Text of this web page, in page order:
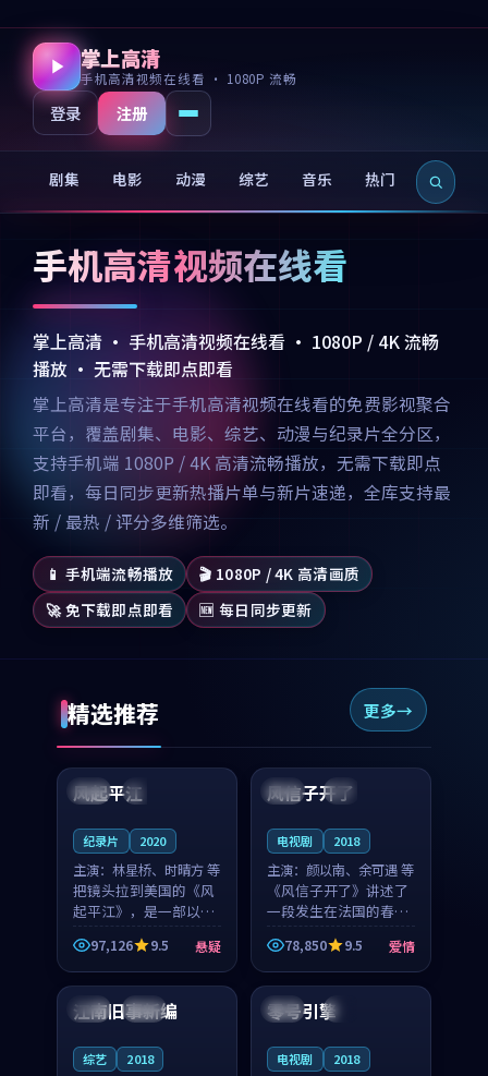
掌上高清
手机高清视频在线看 · 1080P 流畅
登录 注册
剧集 电影 动漫 综艺 音乐 热门 新片
手机高清视频在线看
掌上高清 · 手机高清视频在线看 · 1080P / 4K 流畅
播放 · 无需下载即点即看
掌上高清是专注于手机高清视频在线看的免费影视聚合
平台，覆盖剧集、电影、综艺、动漫与纪录片全分区，
支持手机端 1080P / 4K 高清流畅播放，无需下载即点
即看，每日同步更新热播片单与新片速递，全库支持最
新 / 最热 / 评分多维筛选。
📱 手机端流畅播放
🎬 1080P / 4K 高清画质
🚀 免下载即点即看
🆕 每日同步更新
精选推荐 更多
美国 完结
99:07
风起平江
纪录片 2020
主演： 林星桥、时晴方 等
把镜头拉到美国的《风
起平江》，是一部以时
光记忆为底色的悬疑作
品。林星桥和时晴方贡
献了2020年颇受关注的
合作演出，影片在情感
层次与现实质感之间
97,126 9.5 悬疑
法国 4K
99:21
风信子开了
电视剧 2018
主演： 颜以南、余可遇 等
《风信子开了》讲述了
一段发生在法国的春日
漫步故事。颜以南饰演
的主角与余可遇的角色
因一场意外卷入更深的
纠葛，爱情元素贯穿始
终，节奏稳健而富有张
78,850 9.5 爱情
日本 院线
江南旧事新编
综艺 2018
日本 4K
零号引擎
电视剧 2018